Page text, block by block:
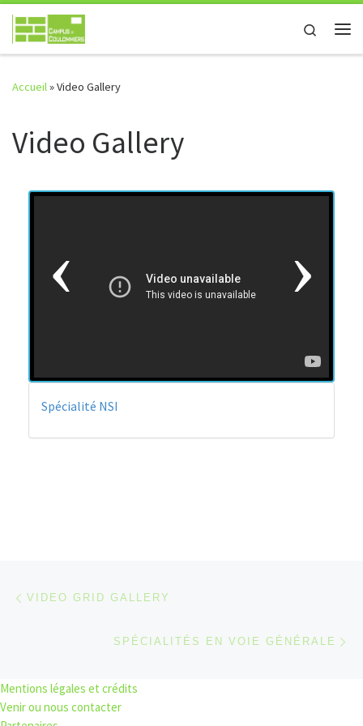
Passer au contenu
Search
Accueil»Video Gallery
Video Gallery
Spécialité NSI
Previous
Parcourir les articles
VIDEO GRID GALLERY
SPÉCIALITÉS EN VOIE GÉNÉRALE
Mentions légales et crédits
Venir ou nous contacter